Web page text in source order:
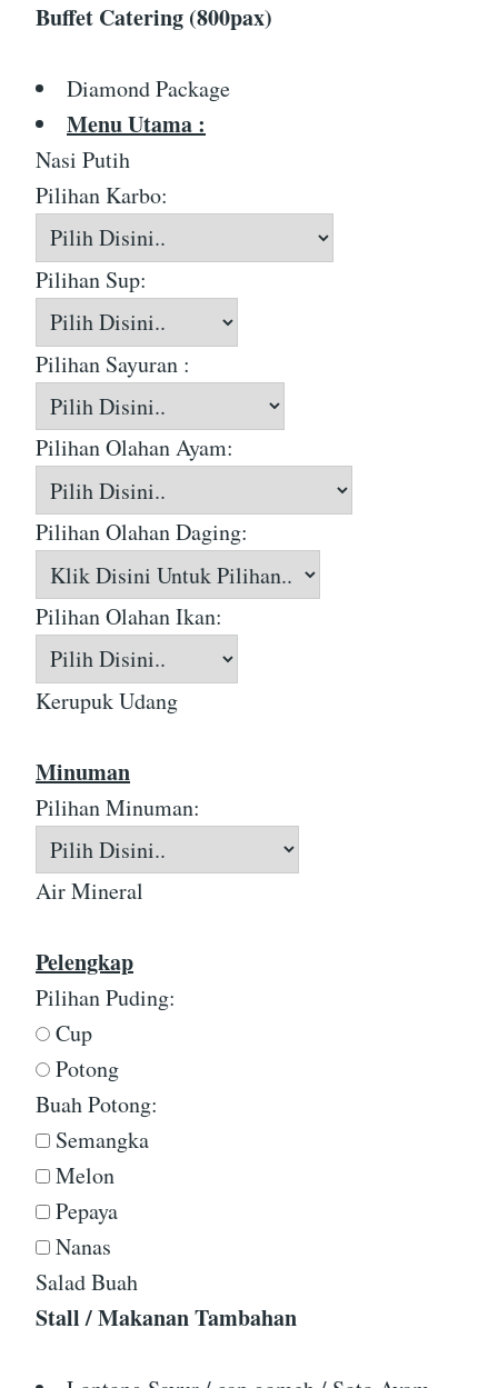
Buffet Catering (800pax)
Diamond Package
Menu Utama :
Nasi Putih
Pilihan Karbo:
Pilihan Sup:
Pilihan Sayuran :
Pilihan Olahan Ayam:
Pilihan Olahan Daging:
Pilihan Olahan Ikan:
Kerupuk Udang
Minuman
Pilihan Minuman:
Air Mineral
Pelengkap
Pilihan Puding:
Cup
Potong
Buah Potong:
Semangka
Melon
Pepaya
Nanas
Salad Buah
Stall / Makanan Tambahan